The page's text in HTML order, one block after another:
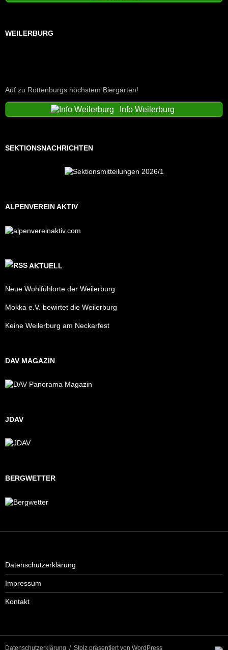
WEILERBURG
Auf zu Rottenburgs höchstem Biergarten!
Info Weilerburg
SEKTIONSNACHRICHTEN
ALPENVEREIN AKTIV
AKTUELL
Neue Wohlfühlorte der Weilerburg
Mokka e.V. bewirtet die Weilerburg
Keine Weilerburg am Neckarfest
DAV MAGAZIN
JDAV
BERGWETTER
Datenschutzerklärung
Impressum
Kontakt
Datenschutzerklärung Stolz präsentiert von WordPress